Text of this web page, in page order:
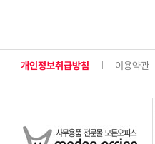
개인정보취급방침 이용약관